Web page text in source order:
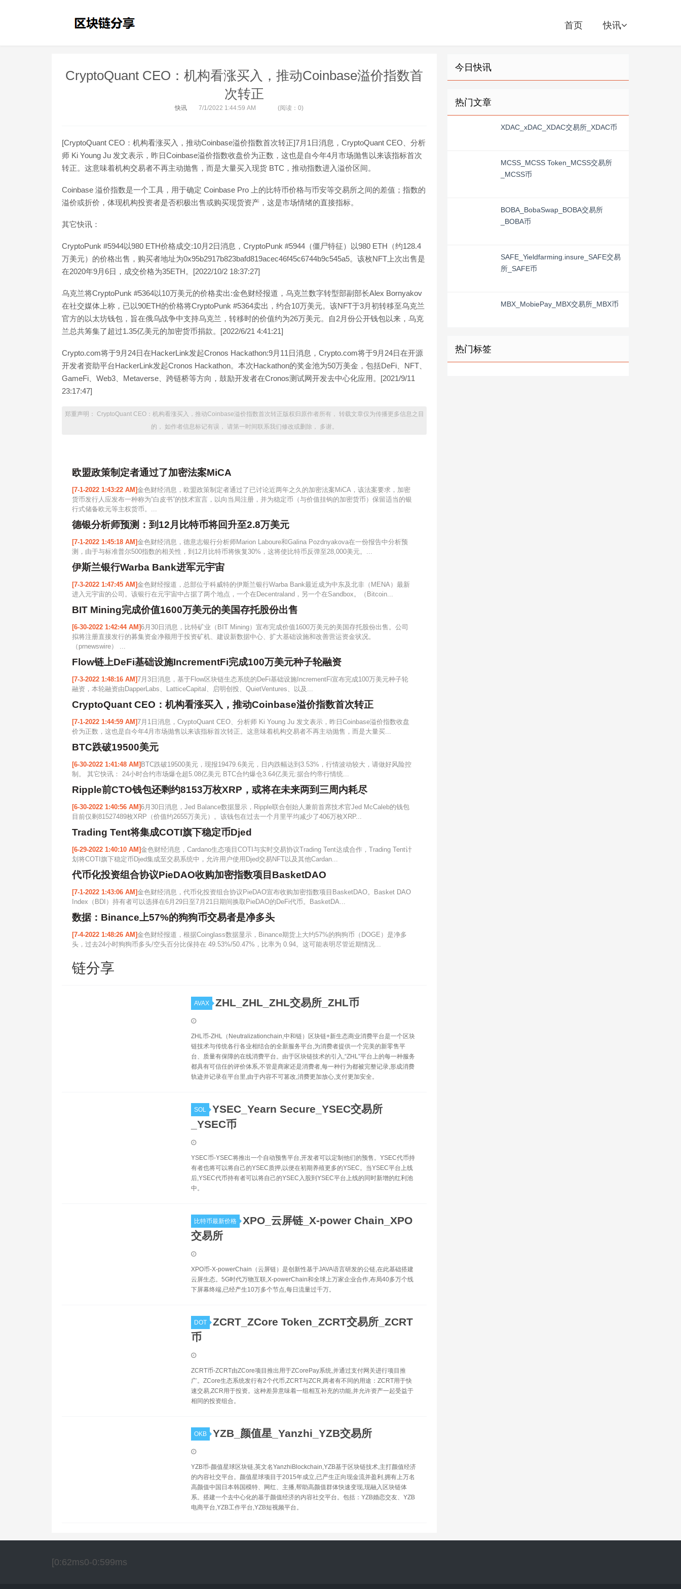
首页 快讯
CryptoQuant CEO：机构看涨买入，推动Coinbase溢价指数首
次转正
快讯 7/1/2022 1:44:59 AM (阅读：0)
[CryptoQuant CEO：机构看涨买入，推动Coinbase溢价指数首次转正]7月1日消息，CryptoQuant CEO、分析
师 Ki Young Ju 发文表示，昨日Coinbase溢价指数收盘价为正数，这也是自今年4月市场抛售以来该指标首次
转正。这意味着机构交易者不再主动抛售，而是大量买入现货 BTC，推动指数进入溢价区间。
Coinbase 溢价指数是一个工具，用于确定 Coinbase Pro 上的比特币价格与币安等交易所之间的差值；指数的
溢价或折价，体现机构投资者是否积极出售或购买现货资产，这是市场情绪的直接指标。
其它快讯：
CryptoPunk #5944以980 ETH价格成交:10月2日消息，CryptoPunk #5944（僵尸特征）以980 ETH（约128.4
万美元）的价格出售，购买者地址为0x95b2917b823bafd819acec46f45c6744b9c545a5。该枚NFT上次出售是
在2020年9月6日，成交价格为35ETH。[2022/10/2 18:37:27]
乌克兰将CryptoPunk #5364以10万美元的价格卖出:金色财经报道，乌克兰数字转型部副部长Alex Bornyakov
在社交媒体上称，已以90ETH的价格将CryptoPunk #5364卖出，约合10万美元。该NFT于3月初转移至乌克兰
官方的以太坊钱包，旨在俄乌战争中支持乌克兰，转移时的价值约为26万美元。自2月份公开钱包以来，乌克
兰总共筹集了超过1.35亿美元的加密货币捐款。[2022/6/21 4:41:21]
Crypto.com将于9月24日在HackerLink发起Cronos Hackathon:9月11日消息，Crypto.com将于9月24日在开源
开发者资助平台HackerLink发起Cronos Hackathon。本次Hackathon的奖金池为50万美金，包括DeFi、NFT、
GameFi、Web3、Metaverse、跨链桥等方向，鼓励开发者在Cronos测试网开发去中心化应用。[2021/9/11
23:17:47]
郑重声明： CryptoQuant CEO：机构看涨买入，推动Coinbase溢价指数首次转正版权归原作者所有， 转载文章仅为传播更多信息之目
的， 如作者信息标记有误， 请第一时间联系我们修改或删除， 多谢。
欧盟政策制定者通过了加密法案MiCA
[7-1-2022 1:43:22 AM]金色财经消息，欧盟政策制定者通过了已讨论近两年之久的加密法案MiCA，该法案要求，加密
货币发行人应发布一种称为“白皮书”的技术宣言，以向当局注册，并为稳定币（与价值挂钩的加密货币）保留适当的银
行式储备欧元等主权货币。...
德银分析师预测：到12月比特币将回升至2.8万美元
[7-1-2022 1:45:18 AM]金色财经消息，德意志银行分析师Marion Laboure和Galina Pozdnyakova在一份报告中分析预
测，由于与标准普尔500指数的相关性，到12月比特币将恢复30%，这将使比特币反弹至28,000美元。...
伊斯兰银行Warba Bank进军元宇宙
[7-3-2022 1:47:45 AM]金色财经报道，总部位于科威特的伊斯兰银行Warba Bank最近成为中东及北非（MENA）最新
进入元宇宙的公司。该银行在元宇宙中占据了两个地点，一个在Decentraland，另一个在Sandbox。（Bitcoin...
BIT Mining完成价值1600万美元的美国存托股份出售
[6-30-2022 1:42:44 AM]6月30日消息，比特矿业（BIT Mining）宣布完成价值1600万美元的美国存托股份出售。公司
拟将注册直接发行的募集资金净额用于投资矿机、建设新数据中心、扩大基础设施和改善营运资金状况。
（prnewswire） ...
Flow链上DeFi基础设施IncrementFi完成100万美元种子轮融资
[7-3-2022 1:48:16 AM]7月3日消息，基于Flow区块链生态系统的DeFi基础设施IncrementFi宣布完成100万美元种子轮
融资，本轮融资由DapperLabs、LatticeCapital、启明创投、QuietVentures、以及...
CryptoQuant CEO：机构看涨买入，推动Coinbase溢价指数首次转正
[7-1-2022 1:44:59 AM]7月1日消息，CryptoQuant CEO、分析师 Ki Young Ju 发文表示，昨日Coinbase溢价指数收盘
价为正数，这也是自今年4月市场抛售以来该指标首次转正。这意味着机构交易者不再主动抛售，而是大量买...
BTC跌破19500美元
[6-30-2022 1:41:48 AM] BTC跌破19500美元，现报19479.6美元，日内跌幅达到3.53%，行情波动较大，请做好风险控
制。 其它快讯： 24小时合约市场爆仓超5.08亿美元 BTC合约爆仓3.64亿美元:据合约帝行情统...
Ripple前CTO钱包还剩约8153万枚XRP，或将在未来两到三周内耗尽
[6-30-2022 1:40:56 AM]6月30日消息，Jed Balance数据显示，Ripple联合创始人兼前首席技术官Jed McCaleb的钱包
目前仅剩81527489枚XRP（价值约2655万美元）。该钱包在过去一个月里平均减少了406万枚XRP...
Trading Tent将集成COTI旗下稳定币Djed
[6-29-2022 1:40:10 AM]金色财经消息，Cardano生态项目COTI与实时交易协议Trading Tent达成合作，Trading Tent计
划将COTI旗下稳定币Djed集成至交易系统中，允许用户使用Djed交易NFT以及其他Cardan...
代币化投资组合协议PieDAO收购加密指数项目BasketDAO
[7-1-2022 1:43:06 AM]金色财经消息，代币化投资组合协议PieDAO宣布收购加密指数项目BasketDAO。Basket DAO
Index（BDI）持有者可以选择在6月29日至7月21日期间换取PieDAO的DeFi代币。BasketDA...
数据：Binance上57%的狗狗币交易者是净多头
[7-4-2022 1:48:26 AM]金色财经报道，根据Coinglass数据显示，Binance期货上大约57%的狗狗币（DOGE）是净多
头，过去24小时狗狗币多头/空头百分比保持在 49.53%/50.47%，比率为 0.94。这可能表明尽管近期情况...
链分享
AVAX ZHL_ZHL_ZHL交易所_ZHL币
ZHL币-ZHL（Neutralizationchain,中和链）区块链+新生态商业消费平台是一个区块
链技术与传统各行各业相结合的全新服务平台,为消费者提供一个完美的新零售平
台、质量有保障的在线消费平台。由于区块链技术的引入,“ZHL”平台上的每一种服务
都具有可信任的评价体系,不管是商家还是消费者,每一种行为都被完整记录,形成消费
轨迹并记录在平台里,由于内容不可篡改,消费更加放心,支付更加安全。
SOL
YSEC_Yearn Secure_YSEC交易所
_YSEC币
YSEC币-YSEC将推出一个自动预售平台,开发者可以定制他们的预售。YSEC代币持
有者也将可以将自己的YSEC质押,以便在初期养殖更多的YSEC。当YSEC平台上线
后,YSEC代币持有者可以将自己的YSEC入股到YSEC平台上线的同时新增的红利池
中。
比特币最新价格
XPO_云屏链_X-power Chain_XPO
交易所
XPO币-X-powerChain（云屏链）是创新性基于JAVA语言研发的公链,在此基础搭建
云屏生态。5G时代万物互联,X-powerChain和全球上万家企业合作,布局40多万个线
下屏幕终端,已经产生10万多个节点,每日流量过千万。
DOT
ZCRT_ZCore Token_ZCRT交易所_ZCRT
币
ZCRT币-ZCRT由ZCore项目推出用于ZCorePay系统,并通过支付网关进行项目推
广。ZCore生态系统发行有2个代币,ZCRT与ZCR,两者有不同的用途：ZCRT用于快
速交易,ZCR用于投资。这种差异意味着一组相互补充的功能,并允许资产一起受益于
相同的投资组合。
OKB YZB_颜值星_Yanzhi_YZB交易所
YZB币-颜值星球区块链,英文名YanzhiBlockchain,YZB基于区块链技术,主打颜值经济
的内容社交平台。颜值星球项目于2015年成立,已产生正向现金流并盈利,拥有上万名
高颜值中国日本韩国模特、网红、主播,帮助高颜值群体快速变现,现融入区块链体
系。搭建一个去中心化的基于颜值经济的内容社交平台。包括：YZB婚恋交友、YZB
电商平台,YZB工作平台,YZB短视频平台。
今日快讯
热门文章
XDAC_xDAC_XDAC交易所_XDAC币
MCSS_MCSS Token_MCSS交易所
_MCSS币
BOBA_BobaSwap_BOBA交易所
_BOBA币
SAFE_Yieldfarming.insure_SAFE交易
所_SAFE币
MBX_MobiePay_MBX交易所_MBX币
热门标签
[0:62ms0-0:599ms